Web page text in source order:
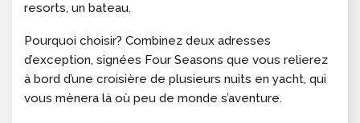
resorts, un bateau.
Pourquoi choisir? Combinez deux adresses
d’exception, signées Four Seasons que vous relierez
à bord d’une croisière de plusieurs nuits en yacht, qui
vous mènera là où peu de monde s’aventure.